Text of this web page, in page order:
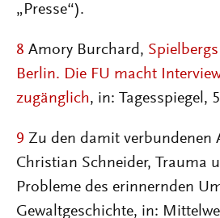
„Presse“).
8 Amory Burchard,
Berlin. Die FU macht
zugänglich, in: Tagesspiegel,
9 Zu den damit verbundenen
Christian Schneider, Trauma
Probleme des erinnernden
Gewaltgeschichte, in: